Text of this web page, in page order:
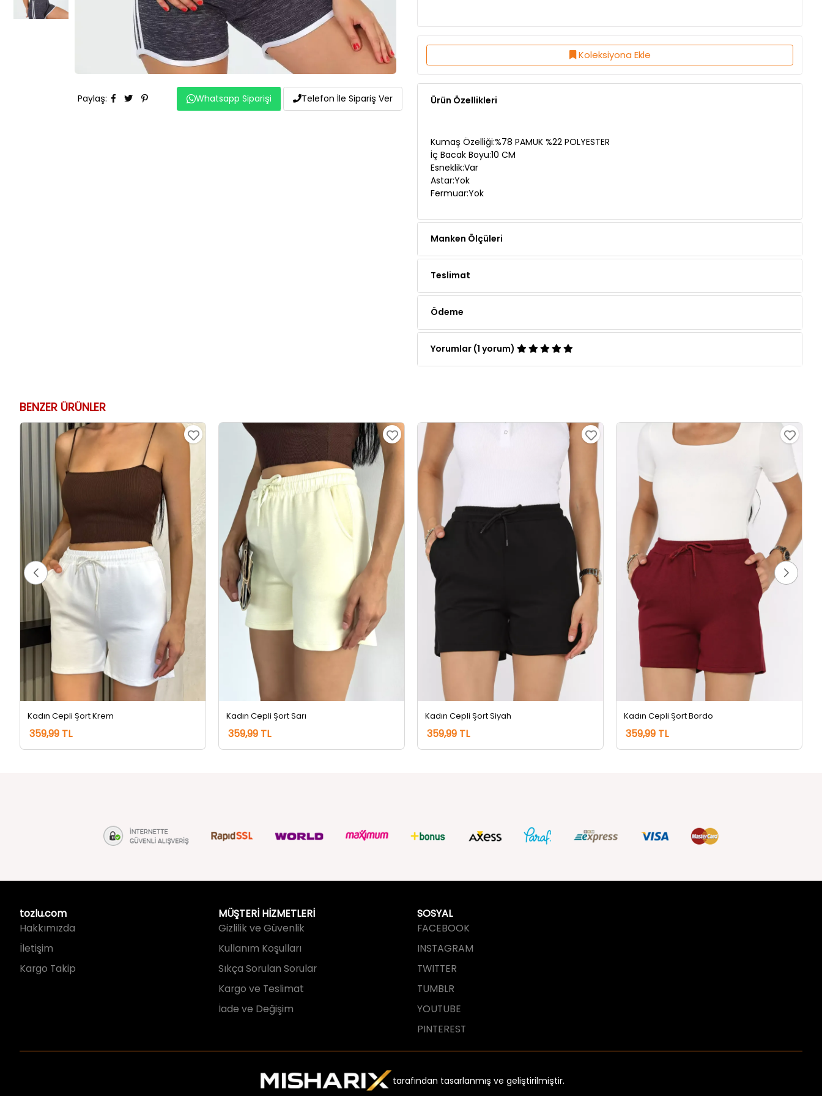
Paylaş: Whatsapp Siparişi Telefon İle Sipariş Ver
Koleksiyona Ekle
Ürün Özellikleri
Esneklik:Var
Astar:Yok
Fermuar:Yok
Kadın Cepli Şort Krem
359,99 TL
Kadın Cepli Şort Sarı
359,99 TL
Kadın Cepli Şort Siyah
359,99 TL
Kadın Cepli Şort Bordo
359,99 TL
tozlu.com
İletişim
Kargo Takip
MÜŞTERİ HİZMETLERİ
Kullanım Koşulları
SOSYAL
INSTAGRAM
tarafından tasarlanmış ve geliştirilmiştir.